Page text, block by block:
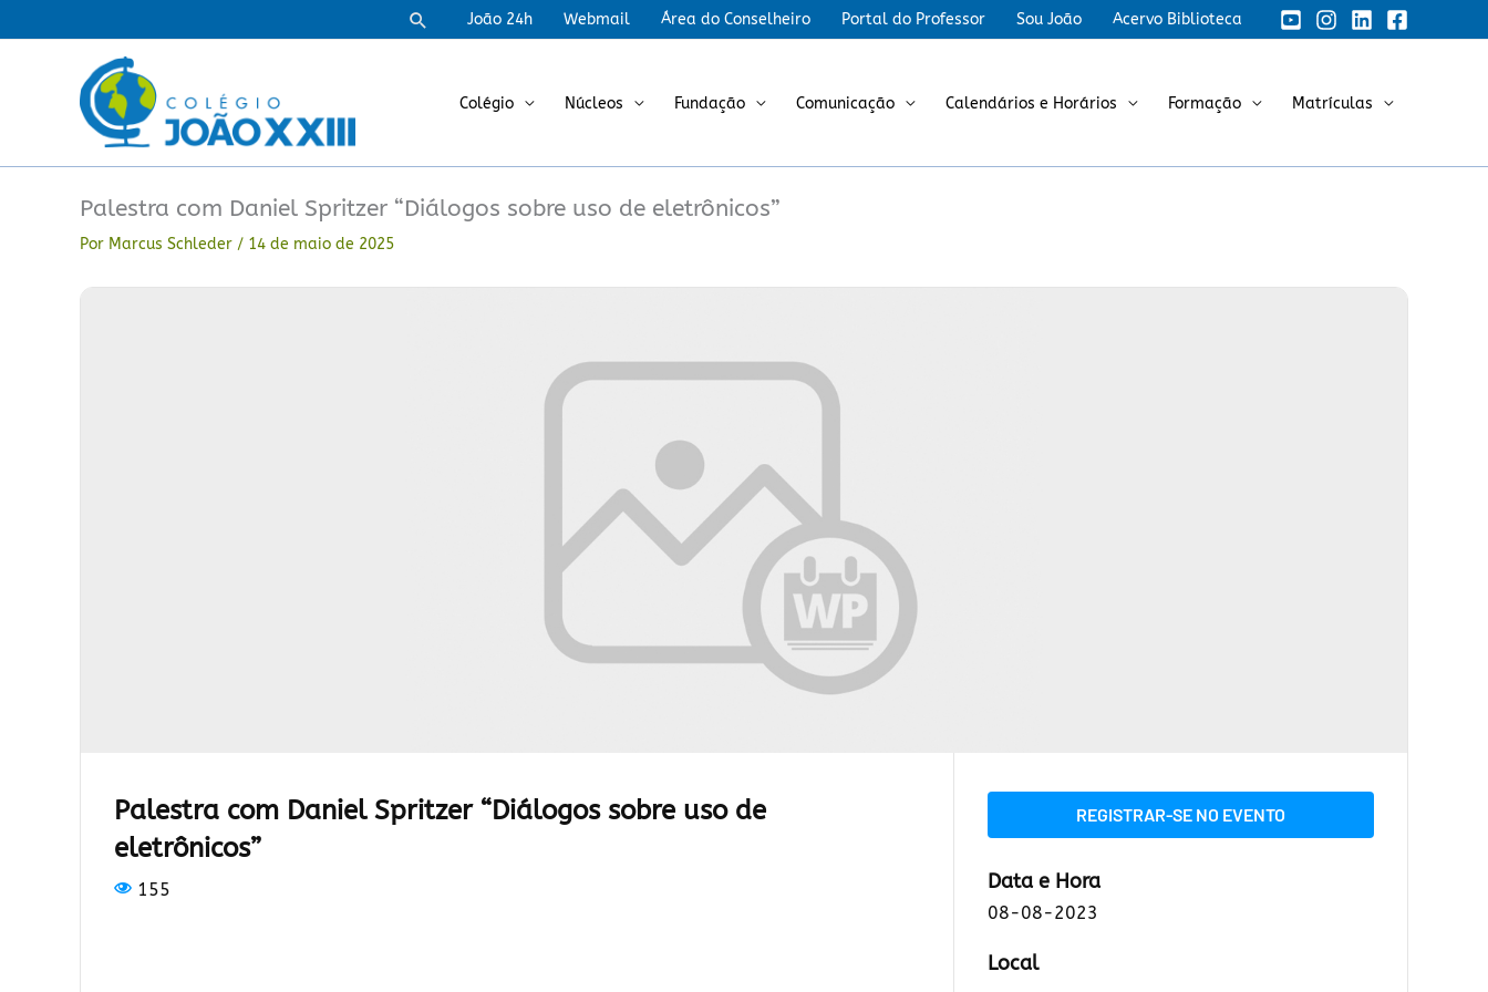
para
PesquisarJoão 24h Webmail Área do Conselheiro Portal do Professor Sou João Acervo Biblioteca
Colégio Núcleos Fundação Comunicação Calendários e Horários Formação Matrículas
Palestra com Daniel Spritzer “Diálogos sobre uso de eletrônicos”
Por Marcus Schleder / 14 de maio de 2025
Palestra com Daniel Spritzer “Diálogos sobre uso de
eletrônicos”
155
REGISTRAR-SE NO EVENTO
Data e Hora
08-08-2023
Local